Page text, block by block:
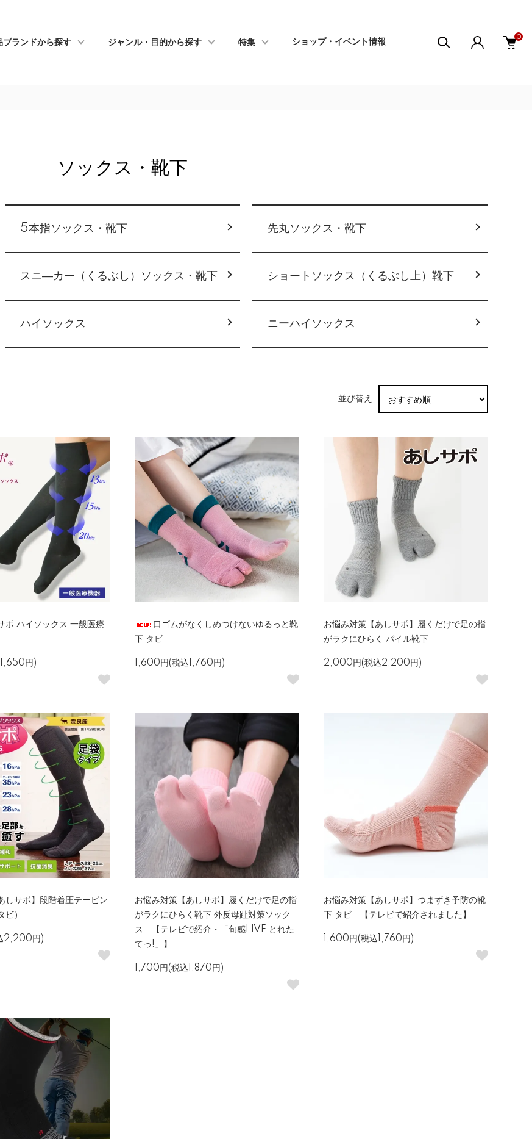
ブランドから探す ジャンル・目的から探す 特集 ショップ・イベント情報
0
ソックス・靴下
5本指ソックス・靴下 先丸ソックス・靴下
スニ―カー（くるぶし）ソックス・靴下 ショートソックス（くるぶし上）靴下
ハイソックス ニーハイソックス
並び替え
ポ ハイソックス 一般医療
円)
口ゴムがなくしめつけないゆるっと靴
下 タビ
1,600円(税込1,760円)
お悩み対策【あしサポ】履くだけで足の指
がラクにひらく パイル靴下
2,000円(税込2,200円)
しサポ】段階着圧テーピン
ビ）
2,200円)
お悩み対策【あしサポ】履くだけで足の指
がラクにひらく靴下 外反母趾対策ソック
ス 【テレビで紹介・「旬感LIVE とれた
てっ!」】
1,700円(税込1,870円)
お悩み対策【あしサポ】つまずき予防の靴
下 タビ 【テレビで紹介されました】
1,600円(税込1,760円)